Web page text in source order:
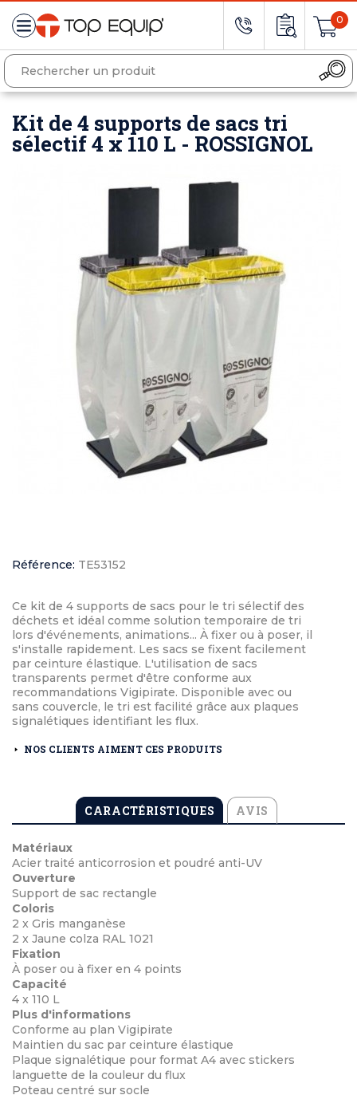
0
Kit de 4 supports de sacs tri
sélectif 4 x 110 L - ROSSIGNOL
Référence: TE53152
Ce kit de 4 supports de sacs pour le tri sélectif des
déchets et idéal comme solution temporaire de tri
lors d'événements, animations... À fixer ou à poser, il
s'installe rapidement. Les sacs se fixent facilement
par ceinture élastique. L'utilisation de sacs
transparents permet d'être conforme aux
recommandations Vigipirate. Disponible avec ou
sans couvercle, le tri est facilité grâce aux plaques
signalétiques identifiant les flux.
NOS CLIENTS AIMENT CES PRODUITS
CARACTÉRISTIQUES AVIS
Matériaux
Acier traité anticorrosion et poudré anti-UV
Ouverture
Support de sac rectangle
Coloris
2 x Gris manganèse
2 x Jaune colza RAL 1021
Fixation
À poser ou à fixer en 4 points
Capacité
4 x 110 L
Plus d'informations
Conforme au plan Vigipirate
Maintien du sac par ceinture élastique
Plaque signalétique pour format A4 avec stickers
languette de la couleur du flux
Poteau centré sur socle